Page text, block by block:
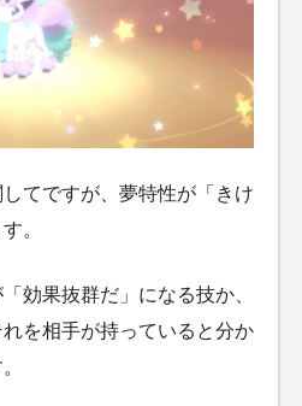
てですが、夢特性が「きけ
。
効果抜群だ」になる技か、
を相手が持っていると分か